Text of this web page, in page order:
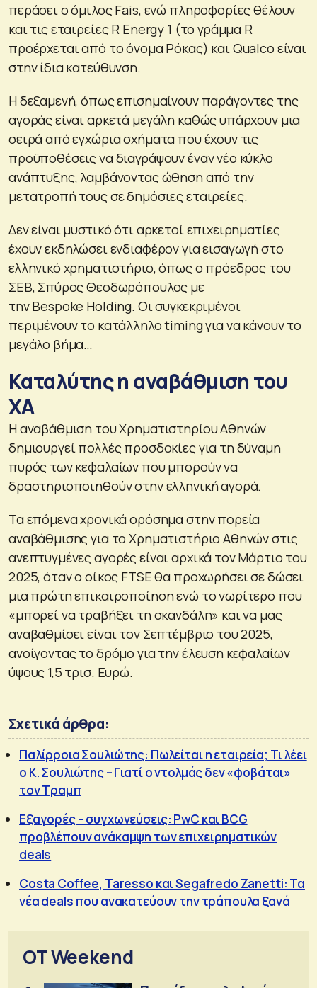
περάσει ο όμιλος Fais, ενώ πληροφορίες θέλουν
και τις εταιρείες R Energy 1 (το γράμμα R
προέρχεται από το όνομα Ρόκας) και Qualco είναι
στην ίδια κατεύθυνση.
Η δεξαμενή, όπως επισημαίνουν παράγοντες της
αγοράς είναι αρκετά μεγάλη καθώς υπάρχουν μια
σειρά από εγχώρια σχήματα που έχουν τις
προϋποθέσεις να διαγράψουν έναν νέο κύκλο
ανάπτυξης, λαμβάνοντας ώθηση από την
μετατροπή τους σε δημόσιες εταιρείες.
Δεν είναι μυστικό ότι αρκετοί επιχειρηματίες
έχουν εκδηλώσει ενδιαφέρον για εισαγωγή στο
ελληνικό χρηματιστήριο, όπως ο πρόεδρος του
ΣΕΒ, Σπύρος Θεοδωρόπουλος με
την Bespoke Holding. Οι συγκεκριμένοι
περιμένουν το κατάλληλο timing για να κάνουν το
μεγάλο βήμα…
Καταλύτης η αναβάθμιση του
ΧΑ
Η αναβάθμιση του Χρηματιστηρίου Αθηνών
δημιουργεί πολλές προσδοκίες για τη δύναμη
πυρός των κεφαλαίων που μπορούν να
δραστηριοποιηθούν στην ελληνική αγορά.
Τα επόμενα χρονικά ορόσημα στην πορεία
αναβάθμισης για το Χρηματιστήριο Αθηνών στις
ανεπτυγμένες αγορές είναι αρχικά τον Μάρτιο του
2025, όταν ο οίκος FTSE θα προχωρήσει σε δώσει
μια πρώτη επικαιροποίηση ενώ το νωρίτερο που
«μπορεί να τραβήξει τη σκανδάλη» και να μας
αναβαθμίσει είναι τον Σεπτέμβριο του 2025,
ανοίγοντας το δρόμο για την έλευση κεφαλαίων
ύψους 1,5 τρισ. Ευρώ.
Σχετικά άρθρα:
Παλίρροια Σουλιώτης: Πωλείται η εταιρεία; Τι λέει
ο Κ. Σουλιώτης – Γιατί ο ντολμάς δεν «φοβάται»
τον Τραμπ
Εξαγορές – συγχωνεύσεις: PwC και BCG
προβλέπουν ανάκαμψη των επιχειρηματικών
deals
Costa Coffee, Taresso και Segafredo Zanetti: Τα
νέα deals που ανακατεύουν την τράπουλα ξανά
OT Weekend